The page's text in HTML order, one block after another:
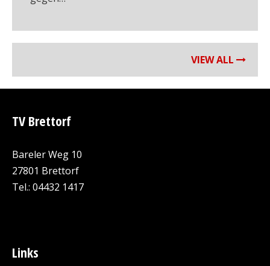
VIEW ALL
TV Brettorf
Bareler Weg 10
27801 Brettorf
Tel.: 04432 1417
Links